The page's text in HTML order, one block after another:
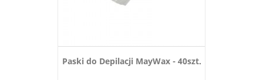
Paski do Depilacji MayWax - 40szt.